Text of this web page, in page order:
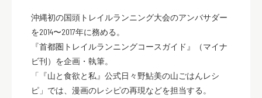
沖縄初の国頭トレイルランニング大会のアンバサダー
を2014〜2017年に務める。
『首都圏トレイルランニングコースガイド』（マイナ
ビ刊）を企画・執筆。
「『山と食欲と私』公式日々野鮎美の山ごはんレシ
ピ」では、漫画のレシピの再現などを担当する。